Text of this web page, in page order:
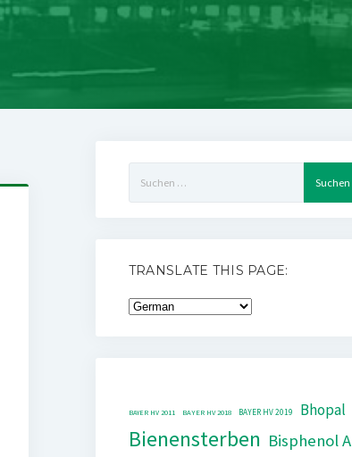
nach:
TRANSLATE THIS PAGE:
BAYER HV 2011 BAYER HV 2018 BAYER HV 2019 Bhopal
Bienensterben Bisphenol A